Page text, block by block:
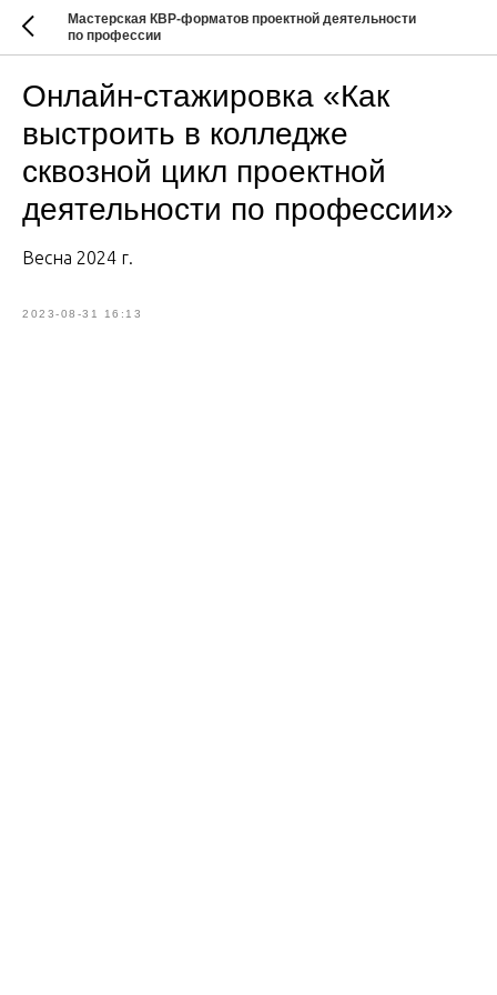
Мастерская КВР-форматов проектной деятельности
по профессии
Онлайн-стажировка «Как
выстроить в колледже
сквозной цикл проектной
деятельности по профессии»
Весна 2024 г.
2023-08-31 16:13